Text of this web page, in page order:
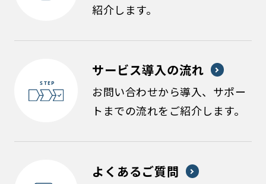
紹介します。
サービス導入の流れ
お問い合わせから導入、サポー
トまでの流れをご紹介します。
よくあるご質問